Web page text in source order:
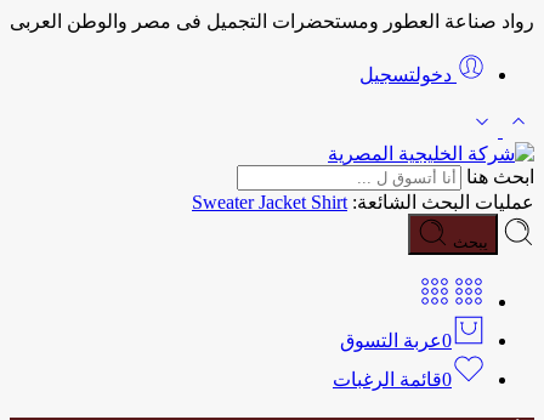
رواد صناعة العطور ومستحضرات التجميل فى مصر والوطن العربى
دخولتسجيل
ابحث هنا
عمليات البحث الشائعة:
SweaterJacket Shirt
يبحث
0عربة التسوق
0قائمة الرغبات